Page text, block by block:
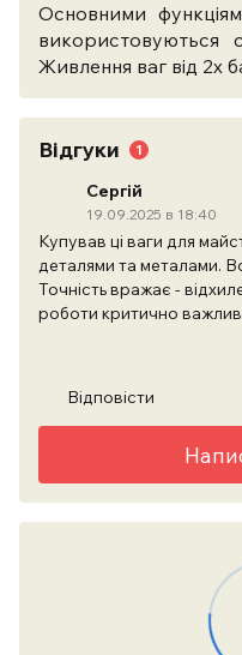
Основними
використовуються
Живлення ваг від 2х
Відгуки 1
Сергій
19.09.2025 в 18:40
Купував ці ваги для
деталями та металами.
Точність вражає -
роботи критично
Відповісти